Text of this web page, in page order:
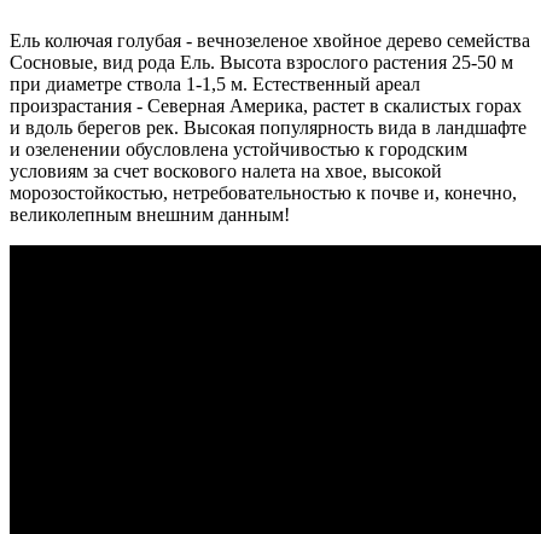
Ель колючая голубая - вечнозеленое хвойное дерево семейства
Сосновые, вид рода Ель. Высота взрослого растения 25-50 м
при диаметре ствола 1-1,5 м. Естественный ареал
произрастания - Северная Америка, растет в скалистых горах
и вдоль берегов рек. Высокая популярность вида в ландшафте
и озеленении обусловлена устойчивостью к городским
условиям за счет воскового налета на хвое, высокой
морозостойкостью, нетребовательностью к почве и, конечно,
великолепным внешним данным!